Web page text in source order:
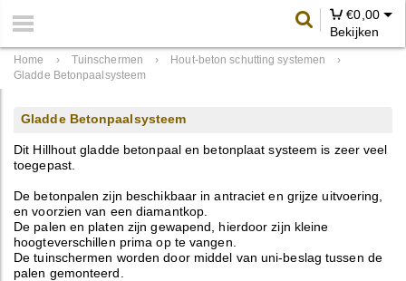
€0,00
Bekijken
Home › Tuinschermen › Hout-beton schutting systemen
›
Gladde Betonpaalsysteem
Gladde Betonpaalsysteem
Dit Hillhout gladde betonpaal en betonplaat systeem is zeer veel
toegepast.
De betonpalen zijn beschikbaar in antraciet en grijze uitvoering,
en voorzien van een diamantkop.
De palen en platen zijn gewapend, hierdoor zijn kleine
hoogteverschillen prima op te vangen.
De tuinschermen worden door middel van uni-beslag tussen de
palen gemonteerd.